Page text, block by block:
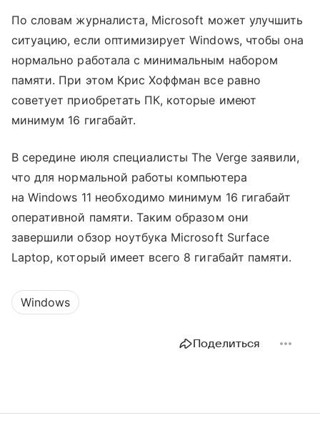
По словам журналиста, Microsoft может улучшить
ситуацию, если оптимизирует Windows, чтобы она
нормально работала с минимальным набором
памяти. При этом Крис Хоффман все равно
советует приобретать ПК, которые имеют
минимум 16 гигабайт.
В середине июля специалисты The Verge заявили,
что для нормальной работы компьютера
на Windows 11 необходимо минимум 16 гигабайт
оперативной памяти. Таким образом они
завершили обзор ноутбука Microsoft Surface
Laptop, который имеет всего 8 гигабайт памяти.
Windows
Поделиться